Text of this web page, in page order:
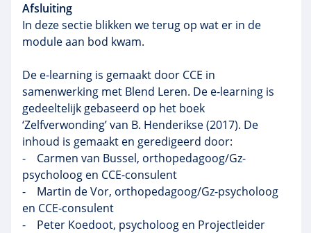
Afsluiting
In deze sectie blikken we terug op wat er in de
module aan bod kwam.
De e-learning is gemaakt door CCE in
samenwerking met Blend Leren. De e-learning is
gedeeltelijk gebaseerd op het boek
‘Zelfverwonding’ van B. Henderikse (2017). De
inhoud is gemaakt en geredigeerd door:
- Carmen van Bussel, orthopedagoog/Gz-
psycholoog en CCE-consulent
- Martin de Vor, orthopedagoog/Gz-psycholoog
en CCE-consulent
- Peter Koedoot, psycholoog en Projectleider